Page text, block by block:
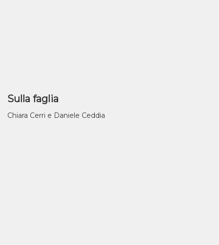
Sulla faglia
Chiara Cerri e Daniele Ceddia